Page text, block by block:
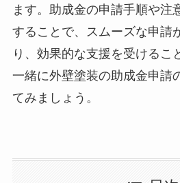
ます。助成金の申請手順や注
することで、スムーズな申請
り、効果的な支援を受けるこ
一緒に外壁塗装の助成金申請
てみましょう。